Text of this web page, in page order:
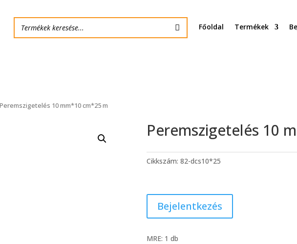
Főoldal Termékek
10 mm*10 cm*25 m
Peremszigetelés 10
Cikkszám:82-dcs10*25
Bejelentkezés
MRE: 1 db